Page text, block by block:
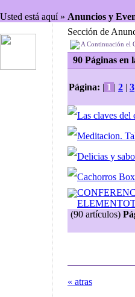
Usted está aquí » Anuncios y
Sección de
A Continuación el
90 Páginas en
Página: | 1 | 2 | 3
Las claves del
Meditacion.
Delicias y
Cachorros
(90 artículos)
« atras